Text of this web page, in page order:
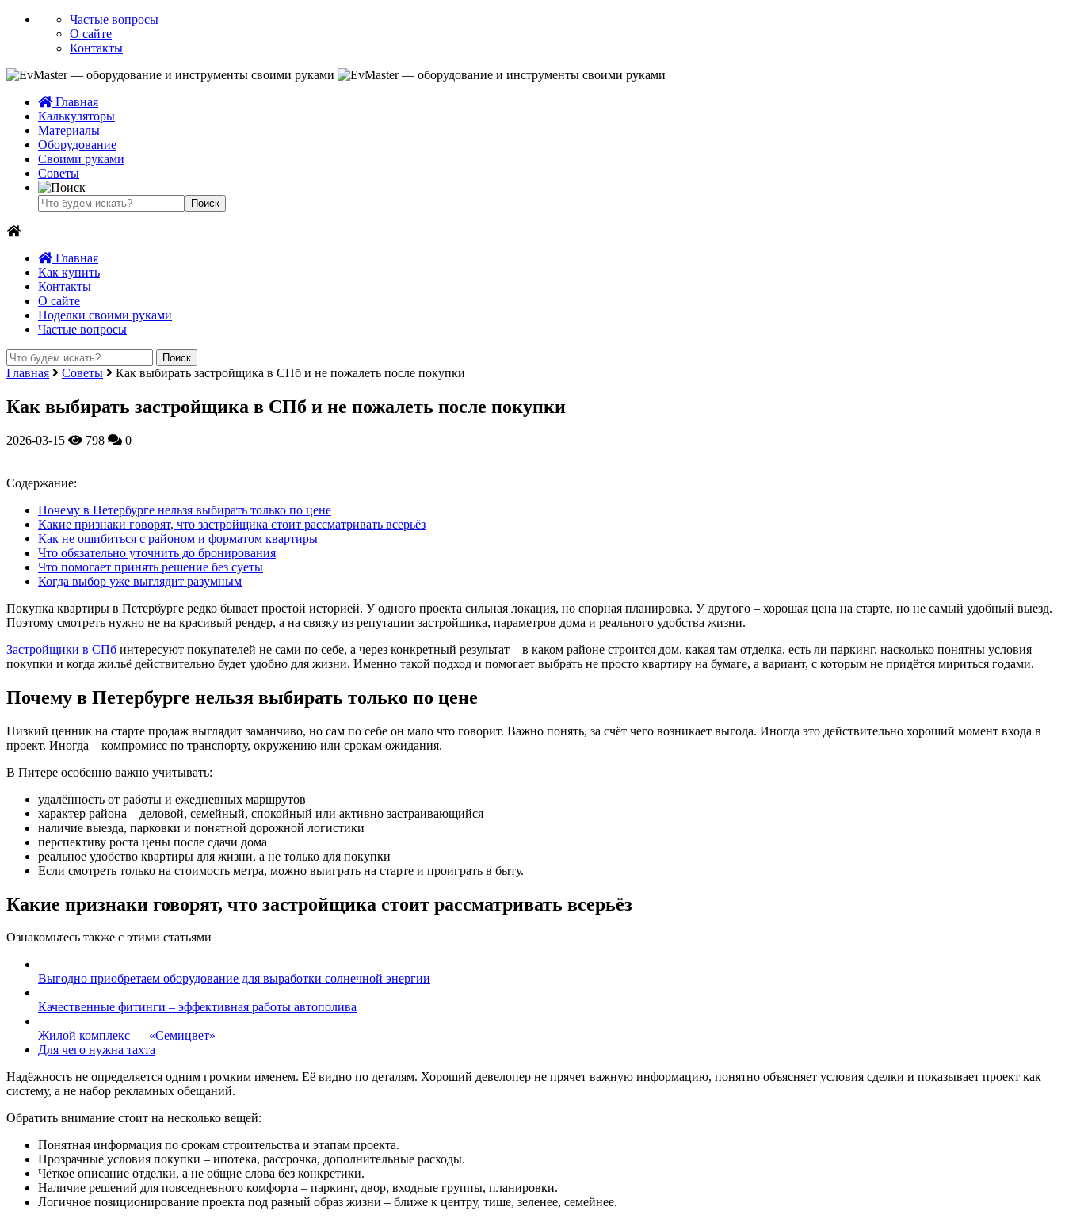
Частые вопросы
О сайте
Контакты
Главная
Калькуляторы
Материалы
Оборудование
Своими руками
Советы
Главная
Как купить
Контакты
О сайте
Поделки своими руками
Частые вопросы
Главная Советы Как выбирать застройщика в СПб и не пожалеть после покупки
Как выбирать застройщика в СПб и не пожалеть после покупки
2026-03-15 798 0
Содержание:
Почему в Петербурге нельзя выбирать только по цене
Какие признаки говорят, что застройщика стоит рассматривать всерьёз
Как не ошибиться с районом и форматом квартиры
Что обязательно уточнить до бронирования
Что помогает принять решение без суеты
Когда выбор уже выглядит разумным
Покупка квартиры в Петербурге редко бывает простой историей. У одного проекта сильная локация, но спорная планировка. У другого – хорошая цена на старте, но не самый удобный выезд.
Поэтому смотреть нужно не на красивый рендер, а на связку из репутации застройщика, параметров дома и реального удобства жизни.
Застройщики в СПб интересуют покупателей не сами по себе, а через конкретный результат – в каком районе строится дом, какая там отделка, есть ли паркинг, насколько понятны условия
покупки и когда жильё действительно будет удобно для жизни. Именно такой подход и помогает выбрать не просто квартиру на бумаге, а вариант, с которым не придётся мириться годами.
Почему в Петербурге нельзя выбирать только по цене
Низкий ценник на старте продаж выглядит заманчиво, но сам по себе он мало что говорит. Важно понять, за счёт чего возникает выгода. Иногда это действительно хороший момент входа в
проект. Иногда – компромисс по транспорту, окружению или срокам ожидания.
В Питере особенно важно учитывать:
удалённость от работы и ежедневных маршрутов
характер района – деловой, семейный, спокойный или активно застраивающийся
наличие выезда, парковки и понятной дорожной логистики
перспективу роста цены после сдачи дома
реальное удобство квартиры для жизни, а не только для покупки
Если смотреть только на стоимость метра, можно выиграть на старте и проиграть в быту.
Какие признаки говорят, что застройщика стоит рассматривать всерьёз
Ознакомьтесь также с этими статьями
Выгодно приобретаем оборудование для выработки солнечной энергии
Качественные фитинги – эффективная работы автополива
Жилой комплекс — «Семицвет»
Для чего нужна тахта
Надёжность не определяется одним громким именем. Её видно по деталям. Хороший девелопер не прячет важную информацию, понятно объясняет условия сделки и показывает проект как
систему, а не набор рекламных обещаний.
Обратить внимание стоит на несколько вещей:
Понятная информация по срокам строительства и этапам проекта.
Прозрачные условия покупки – ипотека, рассрочка, дополнительные расходы.
Чёткое описание отделки, а не общие слова без конкретики.
Наличие решений для повседневного комфорта – паркинг, двор, входные группы, планировки.
Логичное позиционирование проекта под разный образ жизни – ближе к центру, тише, зеленее, семейнее.